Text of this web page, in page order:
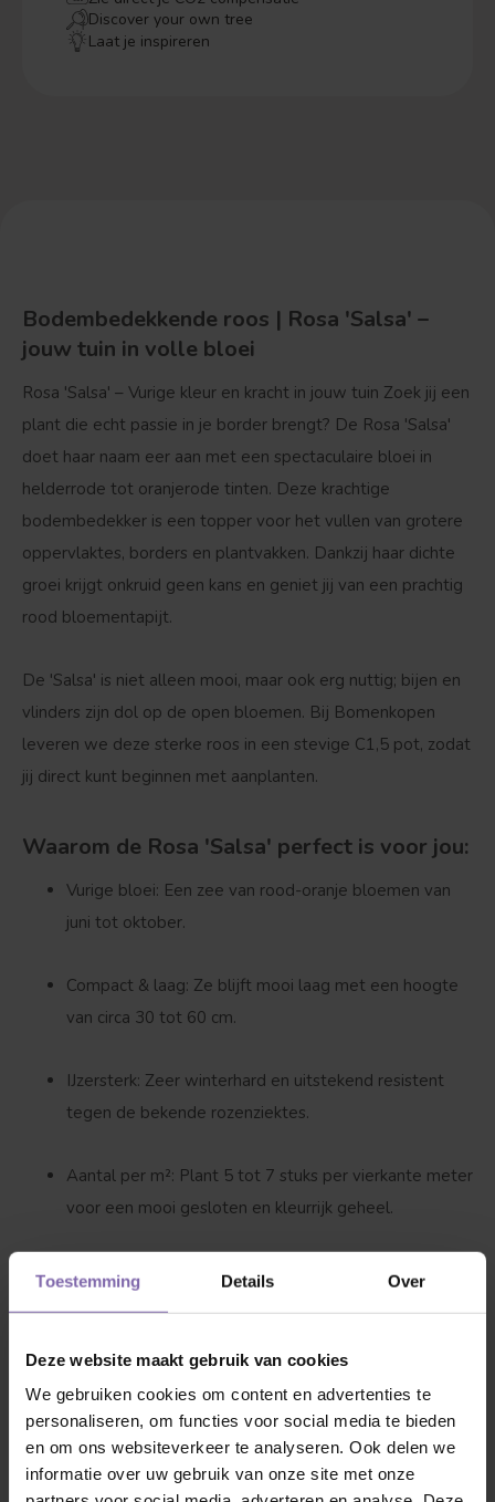
Toestemming Details Over
Deze website maakt gebruik van cookies
We gebruiken cookies om content en advertenties te
personaliseren, om functies voor social media te bieden
en om ons websiteverkeer te analyseren. Ook delen we
informatie over uw gebruik van onze site met onze
Discover your own tree
Laat je inspireren
Bodembedekkende roos | Rosa 'Salsa' –
jouw tuin in volle bloei
Rosa 'Salsa' – Vurige kleur en kracht in jouw tuin Zoek jij een
plant die echt passie in je border brengt? De Rosa 'Salsa'
doet haar naam eer aan met een spectaculaire bloei in
helderrode tot oranjerode tinten. Deze krachtige
bodembedekker is een topper voor het vullen van grotere
oppervlaktes, borders en plantvakken. Dankzij haar dichte
groei krijgt onkruid geen kans en geniet jij van een prachtig
rood bloementapijt.
De 'Salsa' is niet alleen mooi, maar ook erg nuttig; bijen en
vlinders zijn dol op de open bloemen. Bij Bomenkopen
leveren we deze sterke roos in een stevige C1,5 pot, zodat
jij direct kunt beginnen met aanplanten.
Waarom de Rosa 'Salsa' perfect is voor jou:
Vurige bloei: Een zee van rood-oranje bloemen van
juni tot oktober.
Compact & laag: Ze blijft mooi laag met een hoogte
van circa 30 tot 60 cm.
IJzersterk: Zeer winterhard en uitstekend resistent
tegen de bekende rozenziektes.
Aantal per m²: Plant 5 tot 7 stuks per vierkante meter
voor een mooi gesloten en kleurrijk geheel.
Standplaats:
Ze voelt zich overal thuis, van de volle
Zo verzorg je haar
De Rosa 'Salsa' is een gemakkelijke gast in je tuin. Ze staat
het liefst in voedzame grond die goed water doorlaat. Het
onderhoud? Dat stelt weinig voor! Knip de struik in het